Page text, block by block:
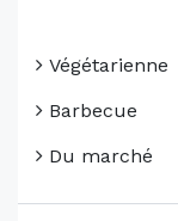
Végétarienne
Barbecue
Du marché